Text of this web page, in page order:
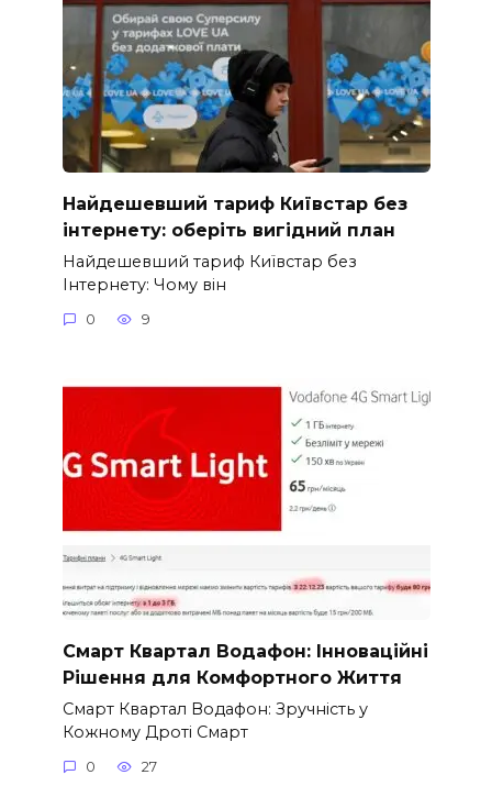
Найдешевший тариф Київстар без
інтернету: оберіть вигідний план
Найдешевший тариф Київстар без
Інтернету: Чому він
0 9
Смарт Квартал Водафон: Інноваційні
Рішення для Комфортного Життя
Смарт Квартал Водафон: Зручність у
Кожному Дроті Смарт
0 27